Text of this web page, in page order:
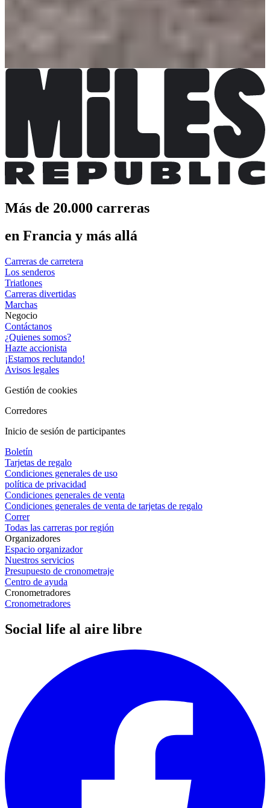
Trail 14,5 km
Fecha por confirmar
Más de 20.000 carreras
en Francia y más allá
Carreras de carretera
Los senderos
Triatlones
Carreras divertidas
Marchas
Negocio
Contáctanos
¿Quienes somos?
Hazte accionista
¡Estamos reclutando!
Avisos legales
Gestión de cookies
Corredores
Inicio de sesión de participantes
Boletín
Tarjetas de regalo
Condiciones generales de uso
política de privacidad
Condiciones generales de venta
Condiciones generales de venta de tarjetas de regalo
Correr
Todas las carreras por región
Organizadores
Espacio organizador
Nuestros servicios
Presupuesto de cronometraje
Centro de ayuda
Cronometradores
Cronometradores
Social life al aire libre